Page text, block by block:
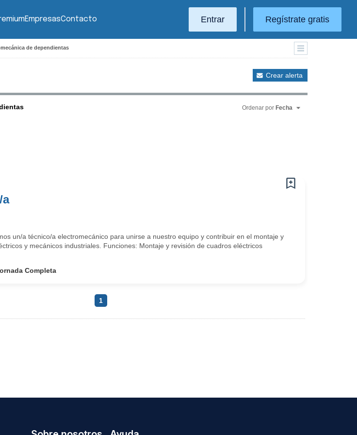
EmpresasContacto Entrar Regístrate gratis
de dependientas
Crear alerta
Ordenar por Fecha
un/a técnico/a electromecánico para unirse a nuestro equipo y contribuir en el montaje y
y mecánicos industriales. Funciones: Montaje y revisión de cuadros eléctricos
Completa
1